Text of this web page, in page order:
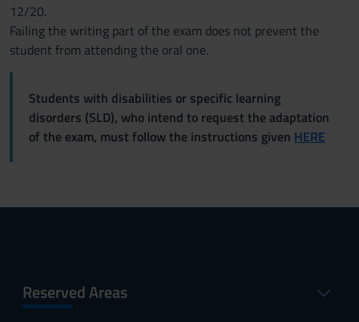
12/20.
Failing the writing part of the exam does not prevent the
student from attending the oral one.
Students with disabilities or specific learning
disorders (SLD), who intend to request the adaptation
of the exam, must follow the instructions given HERE
Reserved Areas